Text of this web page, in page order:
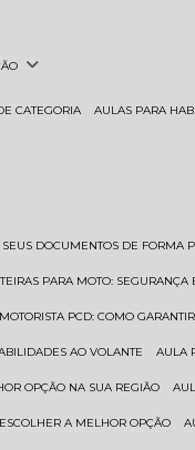
CATEGORIA AULAS PARA
DOCUMENTOS DE FORMA
PARA MOTO: SEGURANÇA
MOTORISTA PCD: COMO
AO VOLANTE
OPÇÃO NA SUA REGIÃO
A MELHOR OPÇÃO